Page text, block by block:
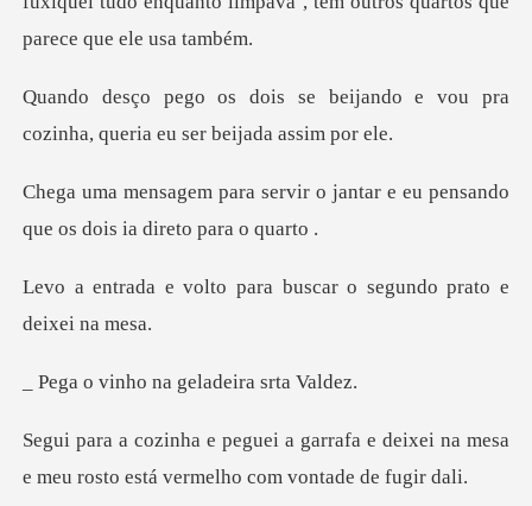
ijando e vou pra
cozinha, queri
r o jantar e eu pensando
que o
para buscar o segundo
o na geladeira
afa e deixei na mesa
e meu rosto está